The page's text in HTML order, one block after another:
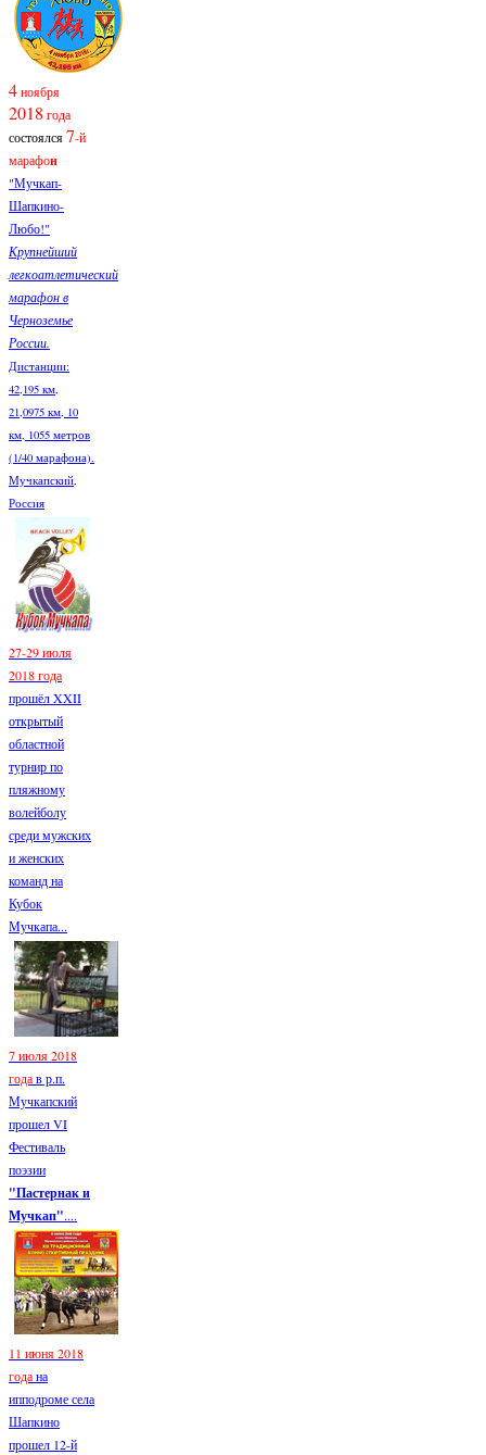
4ноября
2018 года
состоялся7-й
марафон
"Мучкап-
Шапкино-
Любо!"
Крупнейший
легкоатлетический
марафон в
Черноземье
России.
Дистанции:
42,195 км,
21,0975 км, 10
км, 1055 метров
(1/40 марафона).
Мучкапский,
Россия
27-29 июля
2018 года
прошёл XXII
открытый
областной
турнир по
пляжному
волейболу
среди мужских
и женских
команд на
Кубок
Мучкапа...
7 июля 2018
годав р.п.
Мучкапский
прошел VI
Фестиваль
поэзии
"Пастернак и
Мучкап"....
11 июня 2018
годана
ипподроме села
Шапкино
прошел 12-й